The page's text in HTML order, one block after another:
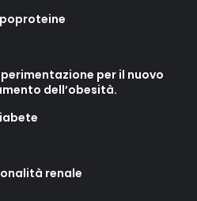
per il nuovo
dell’obesità.
renale